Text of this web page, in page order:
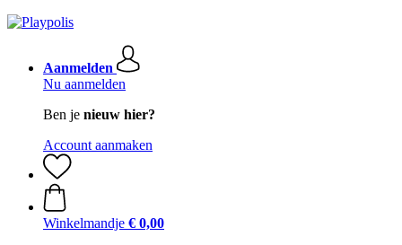
Aanmelden
Nu aanmelden
Ben je nieuw hier?
Account aanmaken
Winkelmandje € 0,00